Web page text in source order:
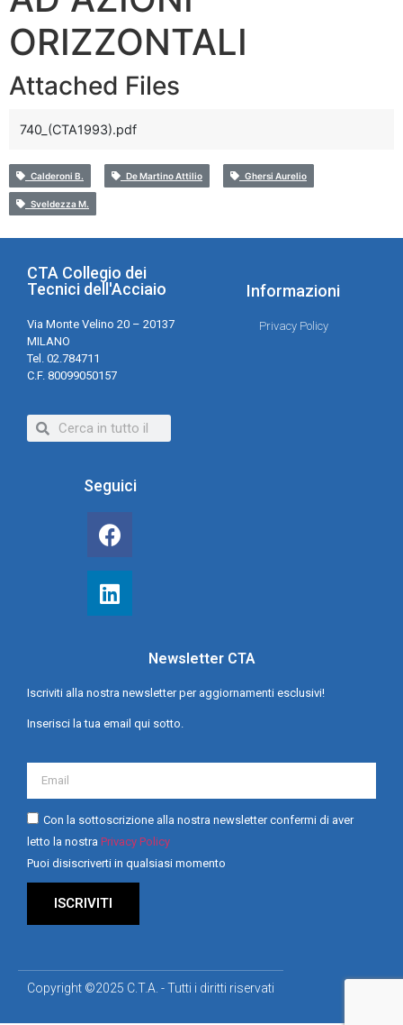
ORIZZONTALI
Attached Files
740_(CTA1993).pdf
Calderoni B. De Martino Attilio Ghersi Aurelio
Sveldezza M.
CTA Collegio dei
Tecnici dell'Acciaio
Via Monte Velino 20 – 20137
MILANO
Tel. 02.784711
C.F. 80099050157
Informazioni
Privacy Policy
Seguici
Newsletter CTA
Iscriviti alla nostra newsletter per aggiornamenti esclusivi!
Inserisci la tua email qui sotto.
Con la sottoscrizione alla nostra newsletter confermi di aver
letto la nostra Privacy Policy
Puoi disiscriverti in qualsiasi momento
ISCRIVITI
Copyright ©2025 C.T.A. - Tutti i diritti riservati